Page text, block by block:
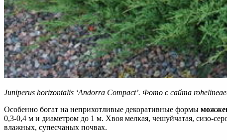
Juniperus horizontalis ‘Andorra Compact’. Фото с сайта
Особенно богат на неприхотливые декоративные формы
0,3-0,4 м и диаметром до 1 м. Хвоя мелкая, чешуйчатая, сизо-
влажных, супесчаных почвах.